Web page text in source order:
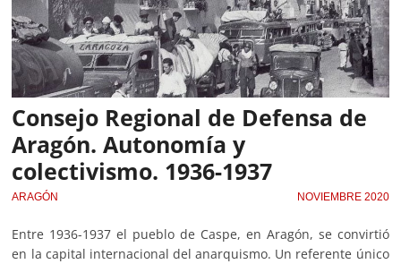
Consejo Regional de Defensa de
Aragón. Autonomía y
colectivismo. 1936-1937
ARAGÓN NOVIEMBRE 2020
Entre 1936-1937 el pueblo de Caspe, en Aragón, se convirtió
en la capital internacional del anarquismo. Un referente único